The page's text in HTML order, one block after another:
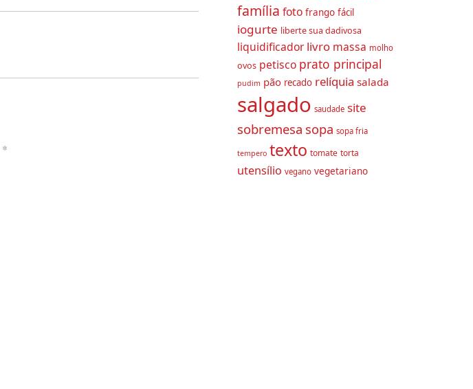
*
família foto frango fácil
iogurte liberte sua dadivosa
liquidificador livro massa molho
ovos petisco prato principal
pudim pão recado relíquia salada
salgado saudade site
sobremesa sopa sopa fria
tempero texto tomate torta
utensílio vegano vegetariano